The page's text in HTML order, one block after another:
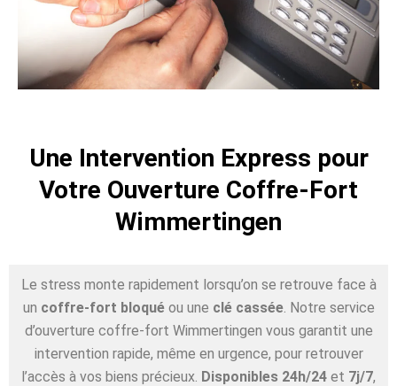
Une Intervention Express pour
Votre Ouverture Coffre-Fort
Wimmertingen
Le stress monte rapidement lorsqu’on se retrouve face à
un coffre-fort bloquéou une clé cassée. Notre service
d’ouverture coffre-fort Wimmertingen vous garantit une
intervention rapide, même en urgence, pour retrouver
l’accès à vos biens précieux. Disponibles 24h/24 et 7j/7,